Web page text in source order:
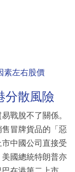
素左右股價
分散風險
戰脫不了關係。
冒牌貨品的「惡
中國公司直接受
國總統特朗普亦